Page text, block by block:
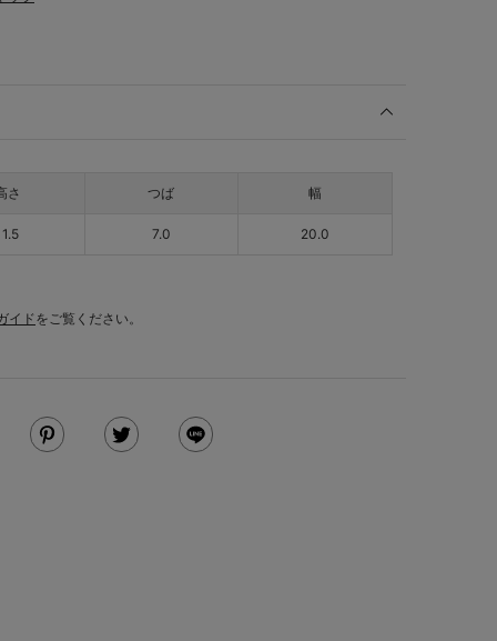
さ つば 幅
7.0 20.0
イドをご覧ください。